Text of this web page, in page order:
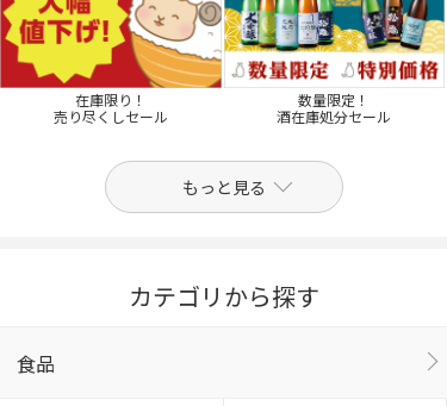
在庫限り！
売り尽くしセール
数量限定！
酒在庫処分セール
もっと見る
カテゴリから探す
食品